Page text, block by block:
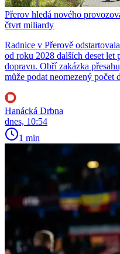
Přerov hledá nového
čtvrt miliardy
Radnice v Přerově
od roku 2028 dalších deset let
dopravu. Obří zakázka
může podat neomezený počet
Hanácká Drbna
dnes, 10:54
1 min